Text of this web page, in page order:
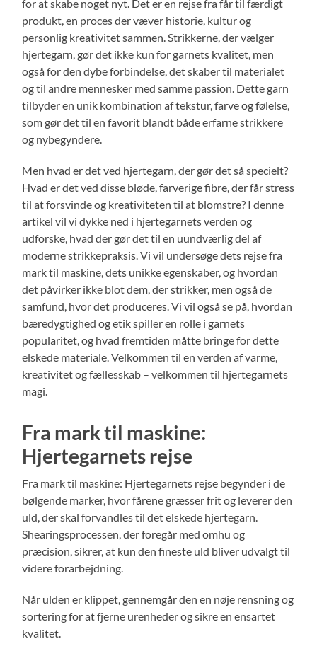
for at skabe noget nyt. Det er en rejse fra får til færdigt
produkt, en proces der væver historie, kultur og
personlig kreativitet sammen. Strikkerne, der vælger
hjertegarn, gør det ikke kun for garnets kvalitet, men
også for den dybe forbindelse, det skaber til materialet
og til andre mennesker med samme passion. Dette garn
tilbyder en unik kombination af tekstur, farve og følelse,
som gør det til en favorit blandt både erfarne strikkere
og nybegyndere.
Men hvad er det ved hjertegarn, der gør det så specielt?
Hvad er det ved disse bløde, farverige fibre, der får stress
til at forsvinde og kreativiteten til at blomstre? I denne
artikel vil vi dykke ned i hjertegarnets verden og
udforske, hvad der gør det til en uundværlig del af
moderne strikkepraksis. Vi vil undersøge dets rejse fra
mark til maskine, dets unikke egenskaber, og hvordan
det påvirker ikke blot dem, der strikker, men også de
samfund, hvor det produceres. Vi vil også se på, hvordan
bæredygtighed og etik spiller en rolle i garnets
popularitet, og hvad fremtiden måtte bringe for dette
elskede materiale. Velkommen til en verden af varme,
kreativitet og fællesskab – velkommen til hjertegarnets
magi.
Fra mark til maskine:
Hjertegarnets rejse
Fra mark til maskine: Hjertegarnets rejse begynder i de
bølgende marker, hvor fårene græsser frit og leverer den
uld, der skal forvandles til det elskede hjertegarn.
Shearingsprocessen, der foregår med omhu og
præcision, sikrer, at kun den fineste uld bliver udvalgt til
videre forarbejdning.
Når ulden er klippet, gennemgår den en nøje rensning og
sortering for at fjerne urenheder og sikre en ensartet
kvalitet.